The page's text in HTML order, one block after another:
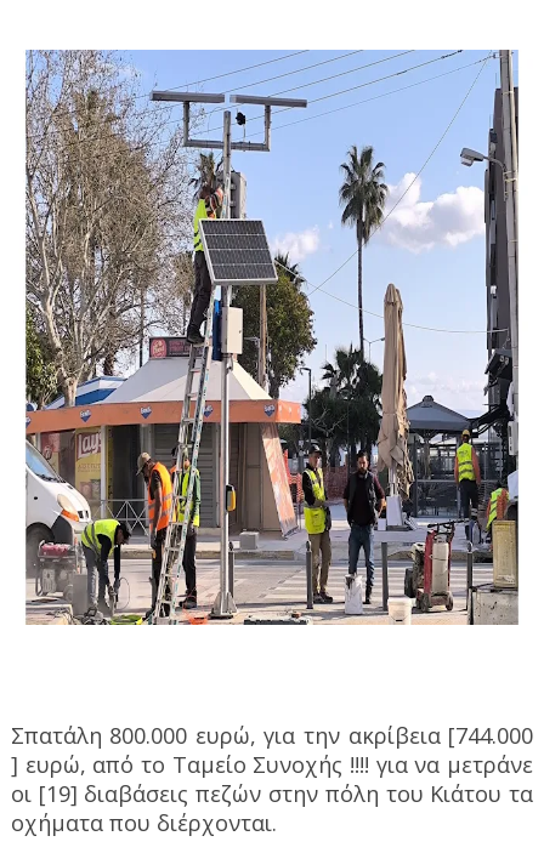
Σπατάλη 800.000 ευρώ, για την ακρίβεια [744.000
] ευρώ, από το Ταμείο Συνοχής !!!! για να μετράνε
οι [19] διαβάσεις πεζών στην πόλη του Κιάτου τα
οχήματα που διέρχονται.